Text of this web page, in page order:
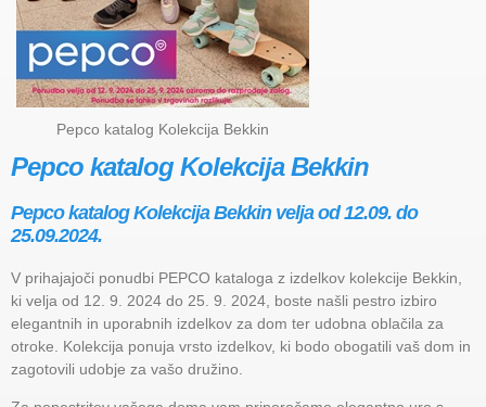
Pepco katalog Kolekcija Bekkin
Pepco katalog Kolekcija Bekkin
Pepco katalog Kolekcija Bekkin velja od 12.09. do
25.09.2024.
V prihajajoči ponudbi PEPCO kataloga z izdelkov kolekcije Bekkin,
ki velja od 12. 9. 2024 do 25. 9. 2024, boste našli pestro izbiro
elegantnih in uporabnih izdelkov za dom ter udobna oblačila za
otroke. Kolekcija ponuja vrsto izdelkov, ki bodo obogatili vaš dom in
zagotovili udobje za vašo družino.